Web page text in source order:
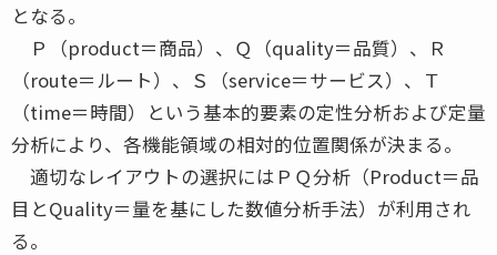
となる。
Ｐ（product＝商品）、Ｑ（quality＝品質）、Ｒ
（route＝ルート）、Ｓ（service＝サービス）、Ｔ
（time＝時間）という基本的要素の定性分析および定量
分析により、各機能領域の相対的位置関係が決まる。
適切なレイアウトの選択にはＰＱ分析（Product＝品
目とQuality＝量を基にした数値分析手法）が利用され
る。